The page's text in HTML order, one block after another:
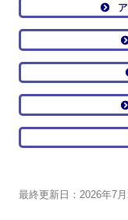
最終更新日：2026年7月